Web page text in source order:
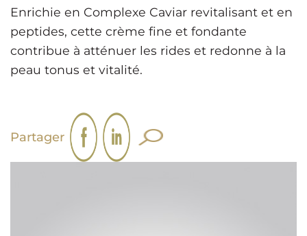
Enrichie en Complexe Caviar revitalisant et en
peptides, cette crème fine et fondante
contribue à atténuer les rides et redonne à la
peau tonus et vitalité.
Partager